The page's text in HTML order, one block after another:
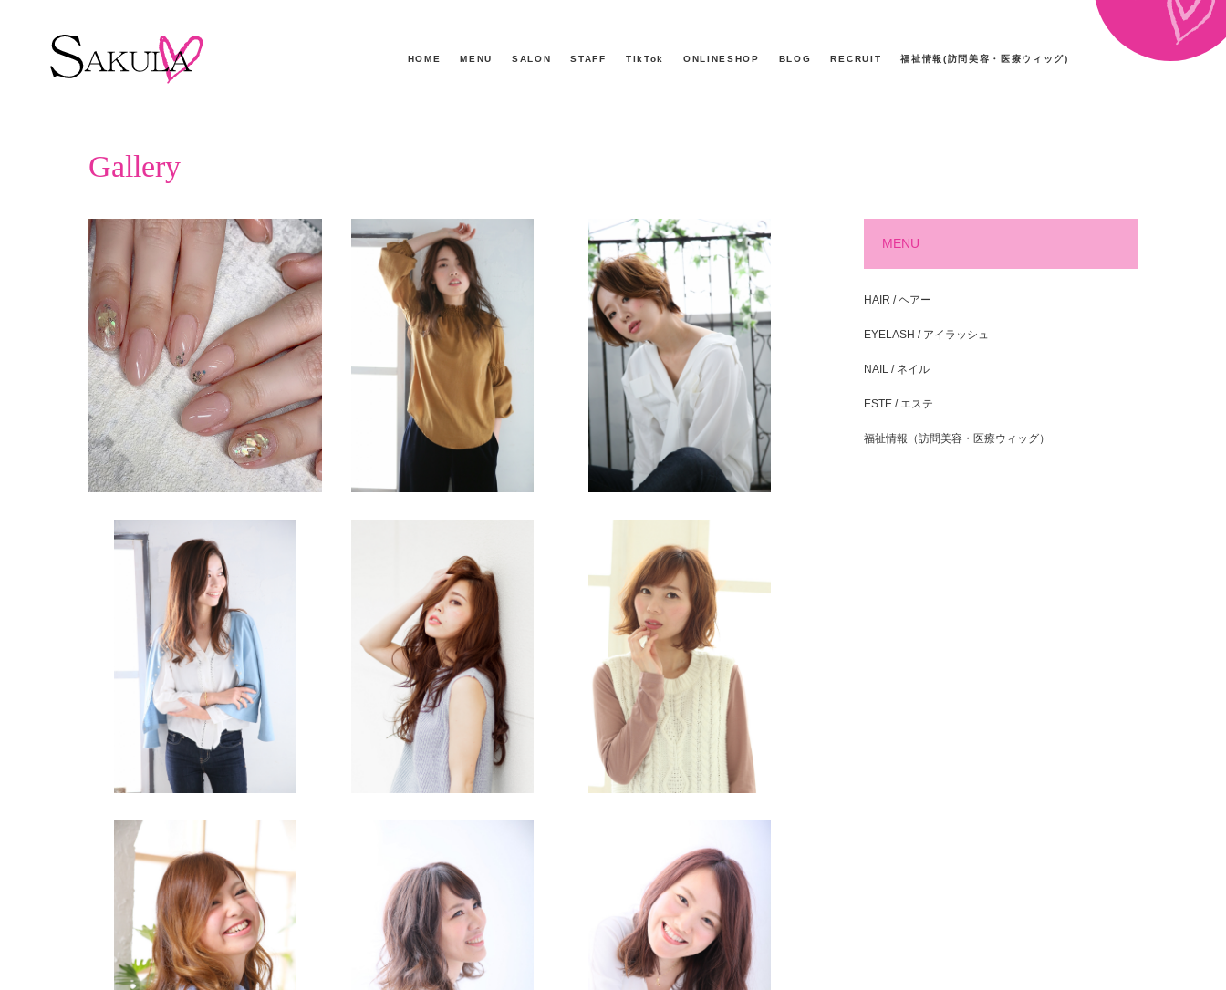
HOME MENU SALON STAFF TikTok ONLINESHOP BLOG RECRUIT 福祉情報(訪問美容・医療ウィッグ)
ホーム
Gallery
MENU
HAIR / ヘアー
EYELASH / アイラッシュ
NAIL / ネイル
ESTE / エステ
福祉情報（訪問美容・医療ウィッグ）